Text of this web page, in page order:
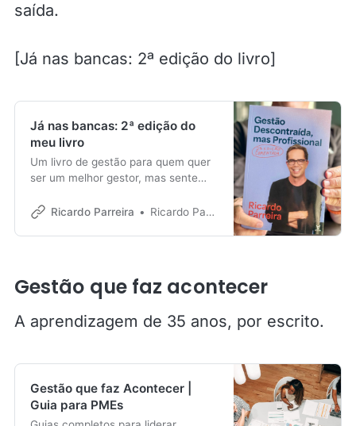
saída.
[Já nas bancas: 2ª edição do livro]
Já nas bancas: 2ª edição do
meu livro
Um livro de gestão para quem quer
ser um melhor gestor, mas sente
Ricardo Parreira
Ricardo Parreira
Gestão que faz acontecer
A aprendizagem de 35 anos, por escrito.
Gestão que faz Acontecer |
Guia para PMEs